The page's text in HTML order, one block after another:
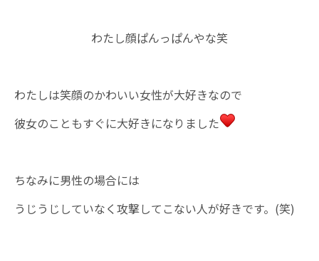
わたし顔ぱんっぱんやな笑
わたしは笑顔のかわいい女性が大好きなので
彼女のこともすぐに大好きになりました
ちなみに男性の場合には
うじうじしていなく攻撃してこない人が好きです。(笑)